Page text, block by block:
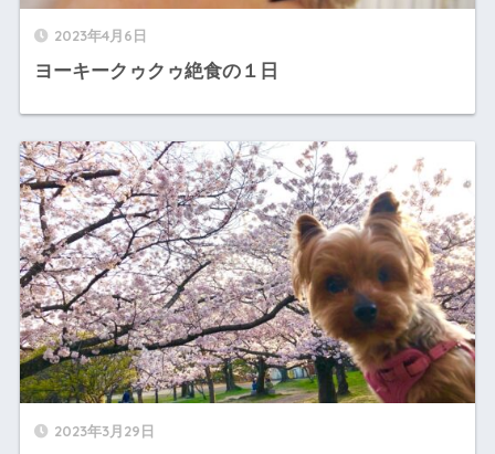
2023年4月6日
ヨーキークゥクゥ絶食の１日
2023年3月29日